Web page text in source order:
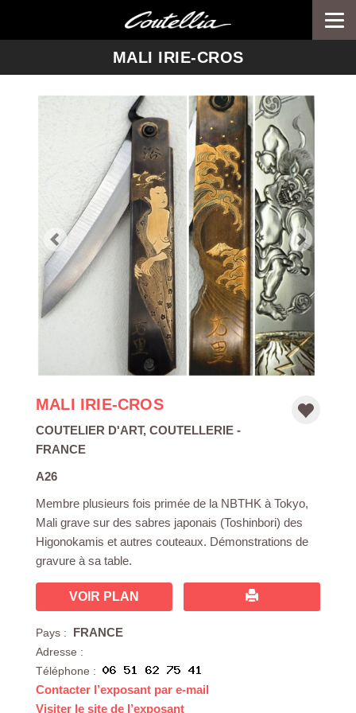
MALI IRIE-CROS
MALI IRIE-CROS
COUTELIER D'ART, COUTELLERIE -
FRANCE
A26
Membre plusieurs fois primée de la NBTHK à Tokyo,
Mali grave sur des sabres japonais (Toshinbori) des
Higonokamis et autres couteaux. Démonstrations de
gravure à sa table.
VOIR PLAN
Pays : FRANCE
Adresse :
Téléphone :
Contacter l’exposant par e-mail
Visiter le site de l’exposant